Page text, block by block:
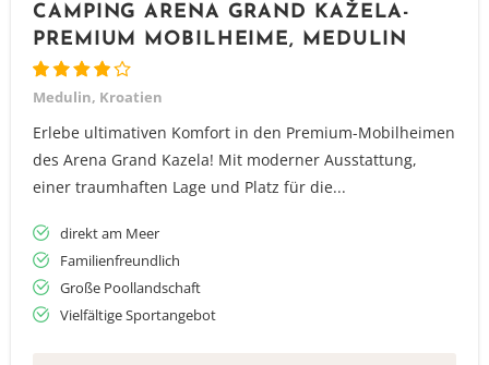
CAMPING ARENA GRAND KAŽELA-
PREMIUM MOBILHEIME, MEDULIN
Medulin, Kroatien
Erlebe ultimativen Komfort in den Premium-Mobilheimen
des Arena Grand Kazela! Mit moderner Ausstattung,
einer traumhaften Lage und Platz für die...
direkt am Meer
Familienfreundlich
Große Poollandschaft
Vielfältige Sportangebot